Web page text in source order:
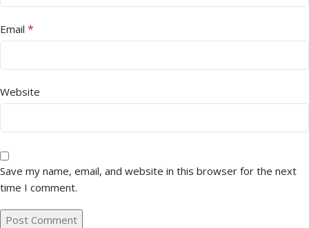
Email *
Website
Save my name, email, and website in this browser for the next
time I comment.